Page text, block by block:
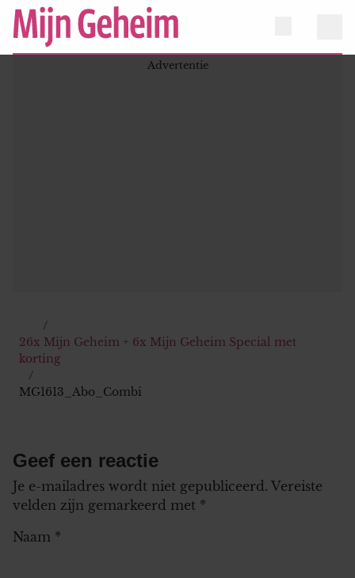
26x Mijn Geheim + 6x Mijn Geheim Special met
korting
MG1613_Abo_Combi
Geef een reactie
Je e-mailadres wordt niet gepubliceerd. Vereiste
velden zijn gemarkeerd met *
Naam *